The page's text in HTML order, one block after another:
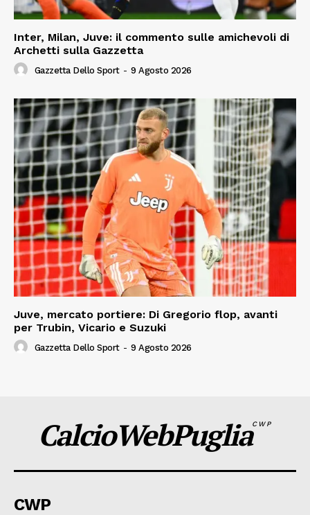
Inter, Milan, Juve: il commento sulle amichevoli di
Archetti sulla Gazzetta
Gazzetta Dello Sport - 9 Agosto 2026
Juve, mercato portiere: Di Gregorio flop, avanti
per Trubin, Vicario e Suzuki
Gazzetta Dello Sport - 9 Agosto 2026
CalcioWebPugliaCWP
CWP